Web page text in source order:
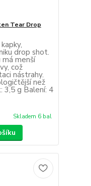
Tear Drop
drop shot.
menší
což
nástrahy.
než
3,5 g Balení: 4
Skladem 6 bal